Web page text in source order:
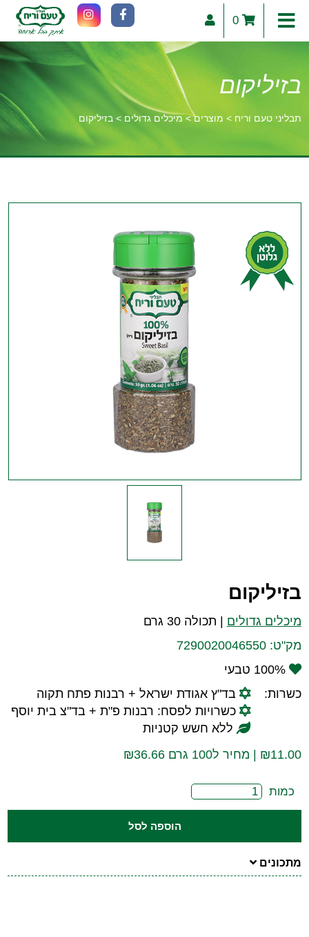
0
בזיליקום
תבליני טעם וריח > מוצרים>מיכלים גדולים >בזיליקום
בזיליקום
מיכלים גדולים
תכולה 30 גרם
מק"ט: 7290020046550
100% טבעי
כשרות:
בד"ץ אגודת ישראל + רבנות פתח תקוה
כשרויות לפסח: רבנות פ"ת + בד"צ בית יוסף
ללא חשש קטניות
₪11.00 | מחיר ל100 גרם ₪36.66
כמות
הוספה לסל
מתכונים